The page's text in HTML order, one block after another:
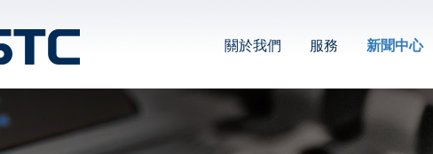
關於我們 服務 新聞中心